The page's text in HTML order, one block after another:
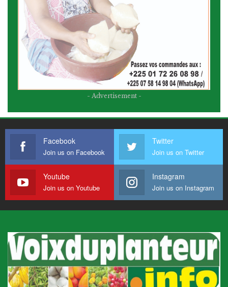
- Advertisement -
Facebook
Join us on Facebook
Twitter
Join us on Twitter
Youtube
Join us on Youtube
Instagram
Join us on Instagram